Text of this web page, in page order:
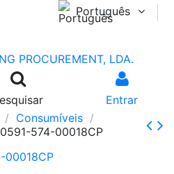
Português
Entrar
Consumíveis
574-00018CP